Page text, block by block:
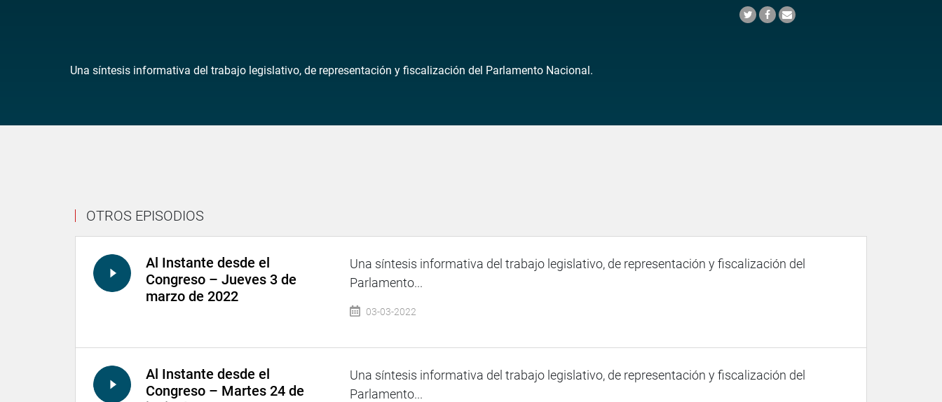
Una síntesis informativa del trabajo legislativo, de representación y fiscalización del Parlamento Nacional.
OTROS EPISODIOS
Al Instante desde el
Congreso – Jueves 3 de
marzo de 2022
Una síntesis informativa del trabajo legislativo, de representación y fiscalización del
Parlamento...
03-03-2022
Al Instante desde el
Congreso – Martes 24 de
Una síntesis informativa del trabajo legislativo, de representación y fiscalización del
Parlamento...